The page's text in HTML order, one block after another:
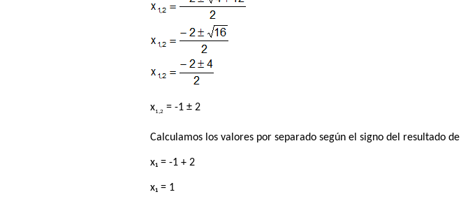
x1,2 = -1 ± 2
Calculamos los valores por separado según el signo del resultado
x₁ = -1 + 2
x₁ = 1